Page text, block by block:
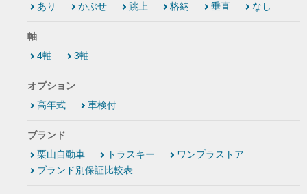
あり
かぶせ 跳上 格納 垂直 なし
軸
4軸
3軸
オプション
高年式
車検付
ブランド
栗山自動車
トラスキー
ワンプラストア
ブランド別保証比較表